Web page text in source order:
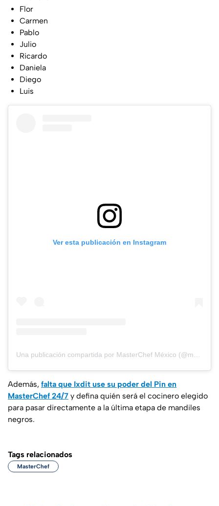
Flor
Carmen
Pablo
Julio
Ricardo
Daniela
Diego
Luis
Ver esta publicación en Instagram
Una publicación compartida por MasterChef México (@masterchefmx)
Además, falta que Ixdit use su poder del Pin en
MasterChef 24/7 y defina quién será el cocinero elegido
para pasar directamente a la última etapa de mandiles
negros.
Tags relacionados
MasterChef